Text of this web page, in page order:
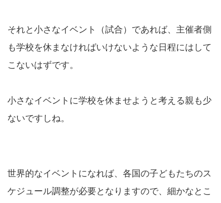
それと小さなイベント（試合）であれば、主催者側
も学校を休まなければいけないような日程にはして
こないはずです。
小さなイベントに学校を休ませようと考える親も少
ないですしね。
世界的なイベントになれば、各国の子どもたちのス
ケジュール調整が必要となりますので、細かなとこ